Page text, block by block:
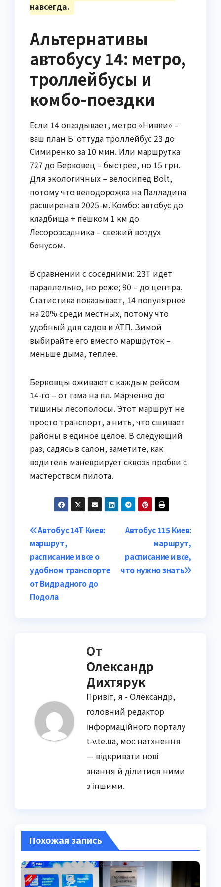
навсегда.
Альтернативы
автобусу 14: метро,
троллейбусы и
комбо-поездки
Если 14 опаздывает, метро «Нивки» –
ваш план Б: оттуда троллейбус 23 до
Симиренко за 10 мин. Или маршрутка
727 до Берковец – быстрее, но 15 грн.
Для экологичных – велосипед Bolt,
потому что велодорожка на Палладина
расширена в 2025-м. Комбо: автобус до
кладбища + пешком 1 км до
Лесорозсадника – свежий воздух
бонусом.
В сравнении с соседними: 23Т идет
параллельно, но реже; 90 – до центра.
Статистика показывает, 14 популярнее
на 20% среди местных, потому что
удобный для садов и АТП. Зимой
выбирайте его вместо маршруток –
меньше дыма, теплее.
Берковцы оживают с каждым рейсом
14-го – от гама на пл. Марченко до
тишины лесополосы. Этот маршрут не
просто транспорт, а нить, что сшивает
районы в единое целое. В следующий
раз, садясь в салон, заметите, как
водитель маневрирует сквозь пробки с
мастерством пилота.
Навигация
по
записям
Автобус 115 Киев:
маршрут,
расписание и все,
что нужно знать
Автобус 14Т Киев:
маршрут,
расписание и все о
удобном транспорте
от Видрадного до
Подола
От
Олександр
Дихтярук
Привіт, я - Олександр,
головний редактор
інформаційного порталу
t-v.te.ua, моє натхнення
— відкривати нові
знання й ділитися ними
з іншими.
Похожая запись